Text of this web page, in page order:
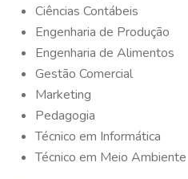
Ciências Contábeis
Engenharia de Produção
Engenharia de Alimentos
Gestão Comercial
Marketing
Pedagogia
Técnico em Informática
Técnico em Meio Ambiente